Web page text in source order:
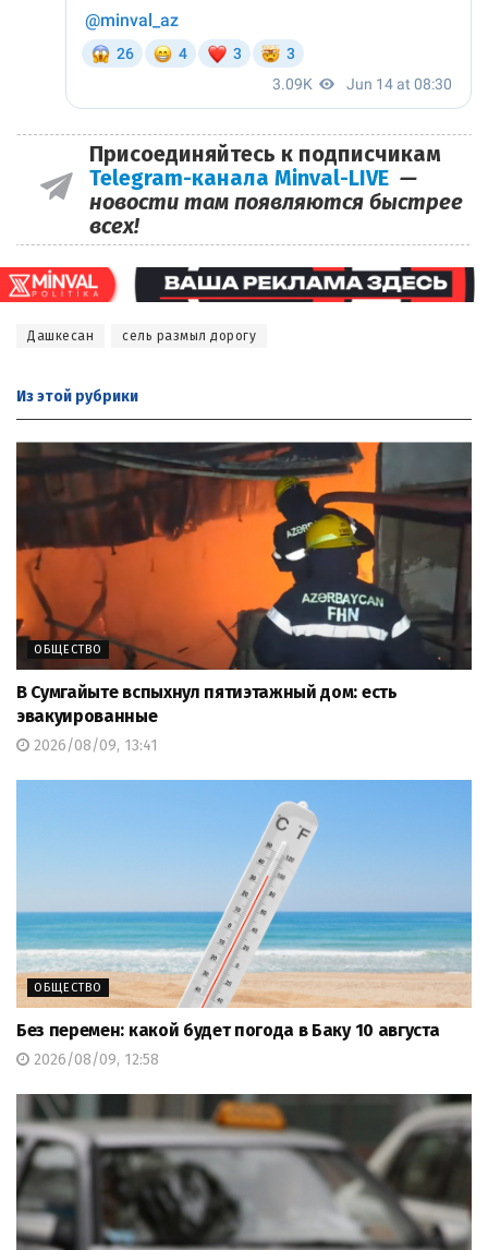
Присоединяйтесь к подписчикам
Telegram-канала Minval-LIVE —
новости там появляются быстрее
всех!
Дашкесан сель размыл дорогу
Из этой рубрики
ОБЩЕСТВО
В Сумгайыте вспыхнул пятиэтажный дом: есть
эвакуированные
2026/08/09, 13:41
ОБЩЕСТВО
Без перемен: какой будет погода в Баку 10 августа
2026/08/09, 12:58